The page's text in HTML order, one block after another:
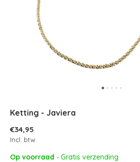
Ketting - Javiera
€34,95
Incl. btw
Op voorraad - Gratis verzending